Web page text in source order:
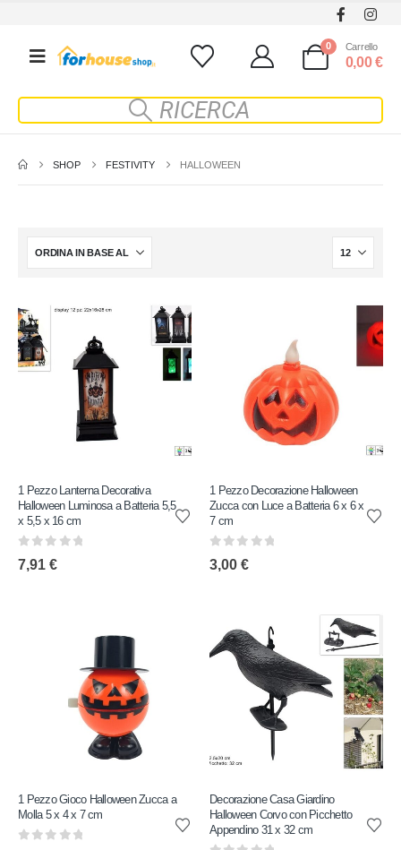
0 Carrello
0,00€
SHOP FESTIVITY HALLOWEEN
1 Pezzo Lanterna Decorativa
Halloween Luminosa a Batteria 5,5
x 5,5 x 16 cm
0 out of 5
7,91 €
1 Pezzo Decorazione Halloween
Zucca con Luce a Batteria 6 x 6 x
7 cm
0 out of 5
3,00 €
1 Pezzo Gioco Halloween Zucca a
Molla 5 x 4 x 7 cm
Decorazione Casa Giardino
Halloween Corvo con Picchetto
Appendino 31 x 32 cm